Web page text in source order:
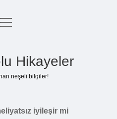
menüyü
Hikayeler
neşeli bilgiler!
iyileşir mi